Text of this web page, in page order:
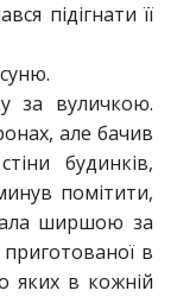
підігнати її
за вуличкою.
але бачив
будинків,
помітити,
ширшою за
в
яких в кожній